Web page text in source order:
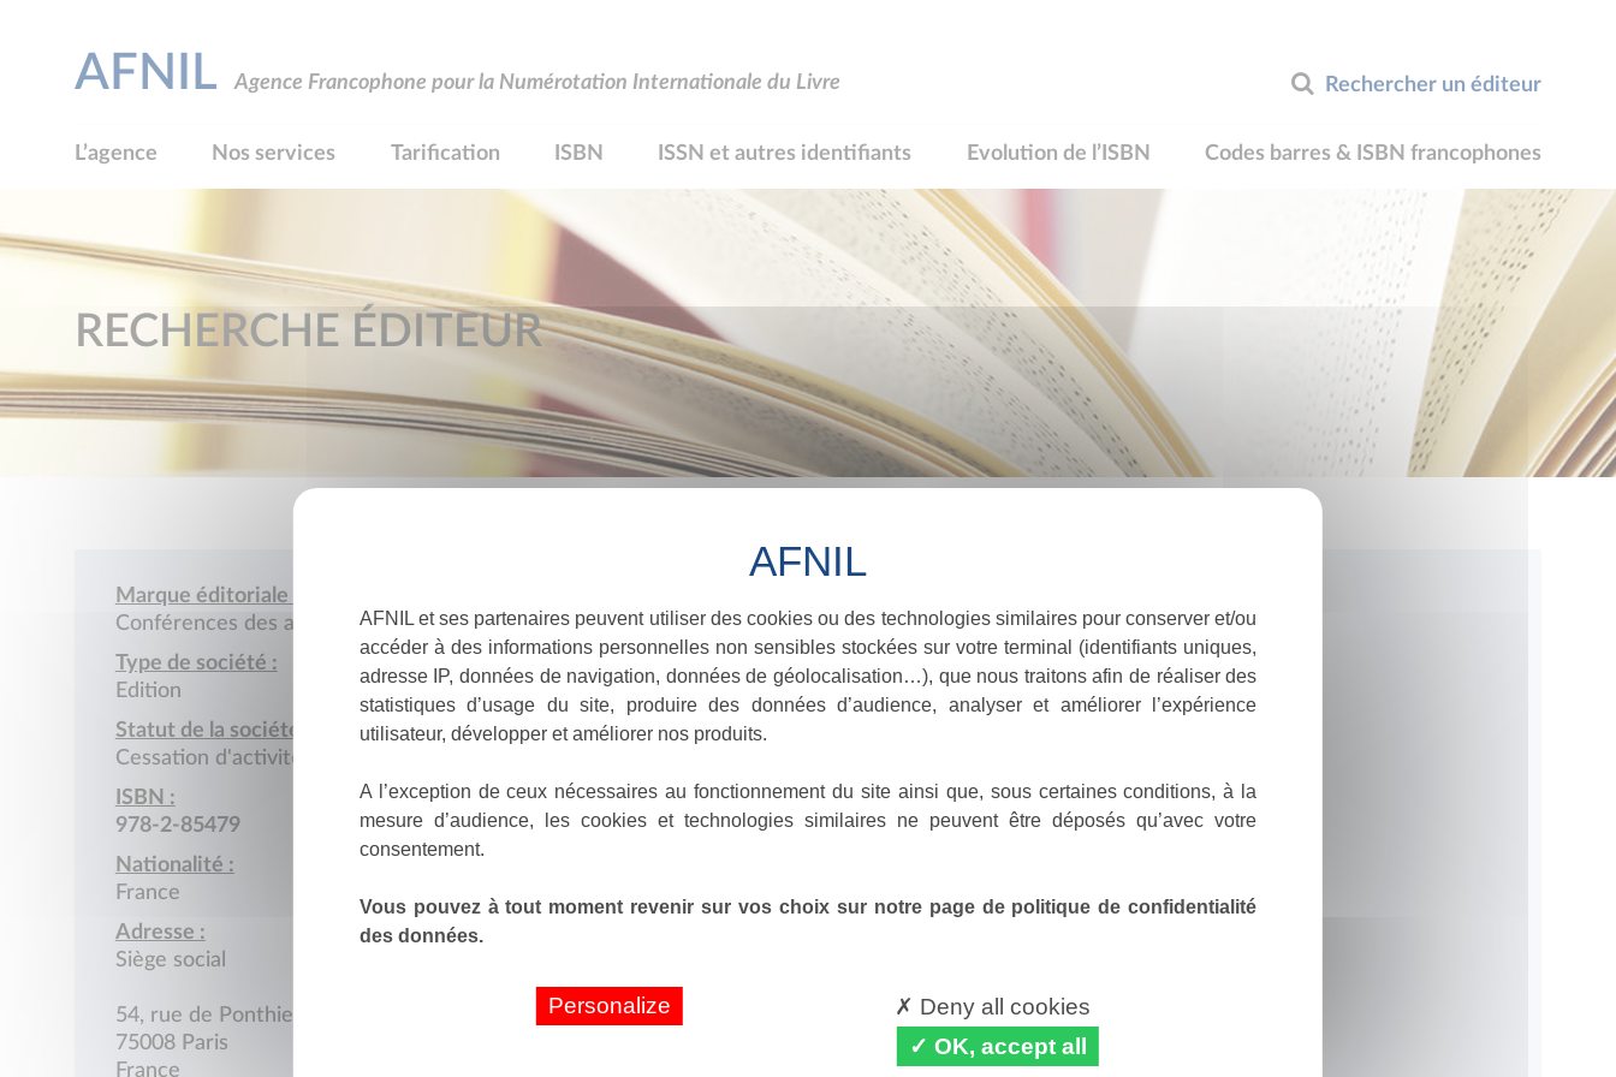
Rechercher un éditeur
AFNIL Agence Francophone pour la Numérotation Internationale du Livre
L’agence Nos services Tarification ISBN ISSN et autres identifiants Evolution de l’ISBN Codes barres & ISBN francophones
RECHERCHE ÉDITEUR
Marque éditoriale :
Conférences des ambassadeurs
Type de société :
Edition
Statut de la société :
Cessation d'activité
ISBN :
978-2-85479
Nationalité :
France
Adresse :
Siège social
54, rue de Ponthieu
75008 Paris
France
AFNIL et ses partenaires peuvent utiliser des cookies ou des technologies similaires pour conserver et/ou
accéder à des informations personnelles non sensibles stockées sur votre terminal (identifiants uniques,
adresse IP, données de navigation, données de géolocalisation…), que nous traitons afin de réaliser des
statistiques d’usage du site, produire des données d’audience, analyser et améliorer l’expérience
utilisateur, développer et améliorer nos produits.
A l’exception de ceux nécessaires au fonctionnement du site ainsi que, sous certaines conditions, à la
mesure d’audience, les cookies et technologies similaires ne peuvent être déposés qu’avec votre
consentement.
Vous pouvez à tout moment revenir sur vos choix sur notre page de politique de confidentialité
des données.
Personalize
Deny all cookies
OK, accept all